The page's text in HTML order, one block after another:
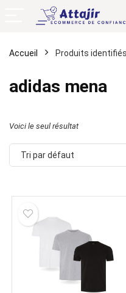
Accueil Produits
adidas mena
Voici le seul résultat
Tri par défaut